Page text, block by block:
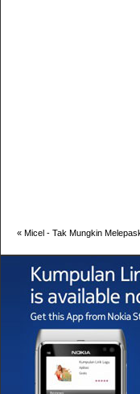
« Micel - Tak Mungkin